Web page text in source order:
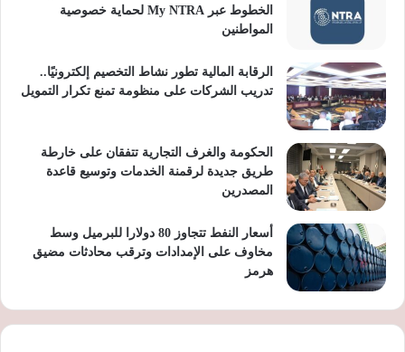
الخطوط عبر My NTRA لحماية خصوصية
المواطنين
الرقابة المالية تطور نشاط التخصيم إلكترونيًا..
تدريب الشركات على منظومة تمنع تكرار التمويل
الحكومة والغرف التجارية تتفقان على خارطة
طريق جديدة لرقمنة الخدمات وتوسيع قاعدة
المصدرين
أسعار النفط تتجاوز 80 دولارا للبرميل وسط
مخاوف على الإمدادات وترقب محادثات مضيق
هرمز